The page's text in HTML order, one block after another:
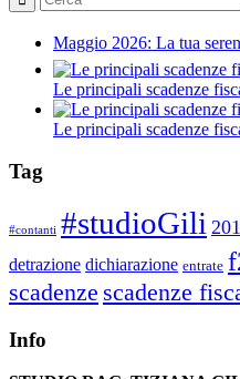
Maggio 2026: La tua
Le principali scadenze
Le principali scadenze
Tag
#contanti #studioGili
detrazione dichiarazione entrate
scadenze scadenze
Info